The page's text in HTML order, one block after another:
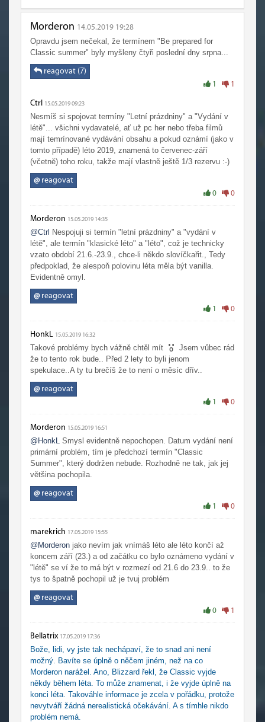
Morderon 14.05.2019 19:28
Opravdu jsem nečekal, že termínem "Be prepared for
Classic summer" byly myšleny čtyři poslední dny srpna...
reagovat (7)
1 1
Ctrl 15.05.2019 09:23
Nesmíš si spojovat termíny "Letní prázdniny" a "Vydání v
létě"... všichni vydavatelé, ať už pc her nebo třeba filmů
mají temrínované vydávání obsahu a pokud oznámí (jako v
tomto případě) léto 2019, znamená to červenec-září
(včetně) toho roku, takže mají vlastně ještě 1/3 rezervu :-)
@reagovat
0 0
Morderon 15.05.2019 14:35
@Ctrl Nespojuji si termín "letní prázdniny" a "vydání v
létě", ale termín "klasické léto" a "léto", což je technicky
vzato období 21.6.-23.9., chce-li někdo slovíčkařit., Tedy
předpoklad, že alespoň polovinu léta měla být vanilla.
Evidentně omyl.
@reagovat
1 0
HonkL 15.05.2019 16:32
Takové problémy bych vážně chtěl mít
Jsem vůbec rád
že to tento rok bude.. Před 2 lety to byli jenom
spekulace..A ty tu brečíš že to není o měsíc dřív..
@reagovat
1 0
Morderon 15.05.2019 16:51
@HonkL
Smysl evidentně nepochopen. Datum vydání není
primární problém, tím je předchozí termín "Classic
Summer", který dodržen nebude. Rozhodně ne tak, jak jej
většina pochopila.
@reagovat
1 0
marekrich 17.05.2019 15:55
@Morderon jako nevím jak vnímáš léto ale léto končí až
koncem září (23.) a od začátku co bylo oznámeno vydání v
"létě" se ví že to má být v rozmezí od 21.6 do 23.9.. to že
tys to špatně pochopil už je tvuj problém
@reagovat
0 1
Bellatrix 17.05.2019 17:36
Bože, lidi, vy jste tak nechápaví, že to snad ani není
možný. Bavíte se úplně o něčem jiném, než na co
Morderon narážel. Ano, Blizzard řekl, že Classic vyjde
někdy během léta. To může znamenat, i že vyjde úplně na
konci léta. Takováhle informace je zcela v pořádku, protože
nevytváří žádná nerealistická očekávání. A s tímhle nikdo
problém nemá.